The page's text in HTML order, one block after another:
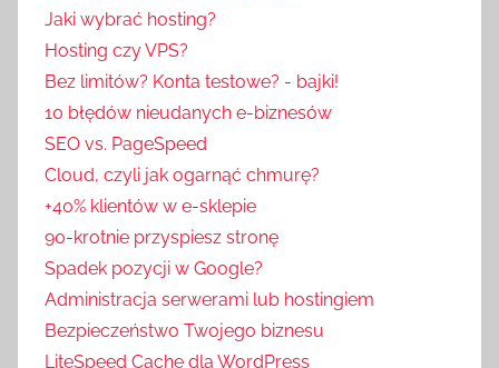
Jaki wybrać hosting?
Hosting czy VPS?
Bez limitów? Konta testowe? - bajki!
10 błędów nieudanych e-biznesów
SEO vs. PageSpeed
Cloud, czyli jak ogarnąć chmurę?
+40% klientów w e-sklepie
90-krotnie przyspiesz stronę
Spadek pozycji w Google?
Administracja serwerami lub hostingiem
Bezpieczeństwo Twojego biznesu
LiteSpeed Cache dla WordPress